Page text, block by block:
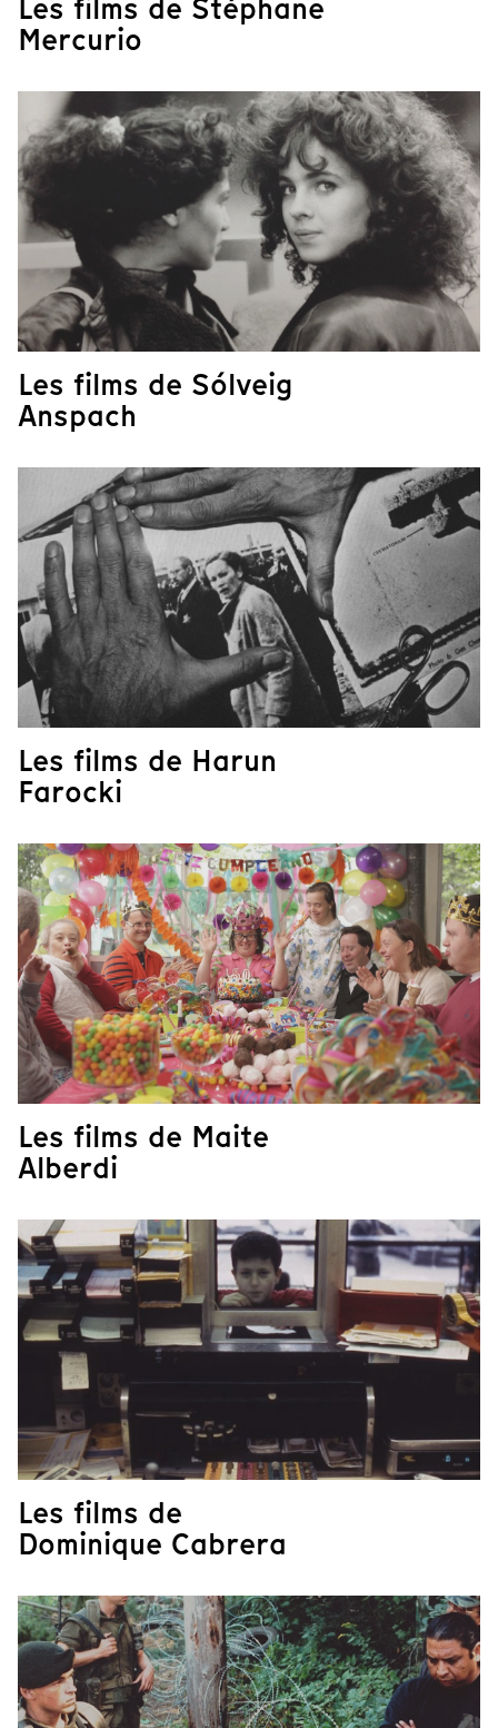
Les films de Stéphane
Mercurio
Les films de Sólveig
Anspach
Les films de Harun
Farocki
Les films de Maite
Alberdi
Les films de
Dominique Cabrera